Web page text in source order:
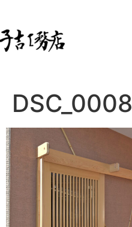
DSC_0008